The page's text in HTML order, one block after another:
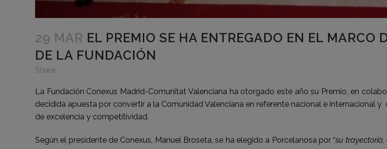
29 MAR EL PREMIO SE HA ENTREGADO EN EL MARCO
DE LA FUNDACIÓN
Share
La Fundación Conexus Madrid-Comunitat Valenciana ha otorgado este año su Premio, en
decidida apuesta por convertir a la Comunidad Valenciana en referente nacional e internacional
de excelencia y competitividad.
Según el presidente de Conexus, Manuel Broseta, se ha elegido a Porcelanosa por “su